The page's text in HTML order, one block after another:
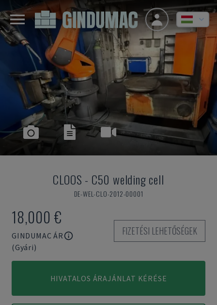
CLOOS - C50 welding cell
DE-WEL-CLO-2012-00001
18,000 €
GINDUMAC ÁR
(Gyári)
FIZETÉSI LEHETŐSÉGEK
HIVATALOS ÁRAJÁNLAT KÉRÉSE